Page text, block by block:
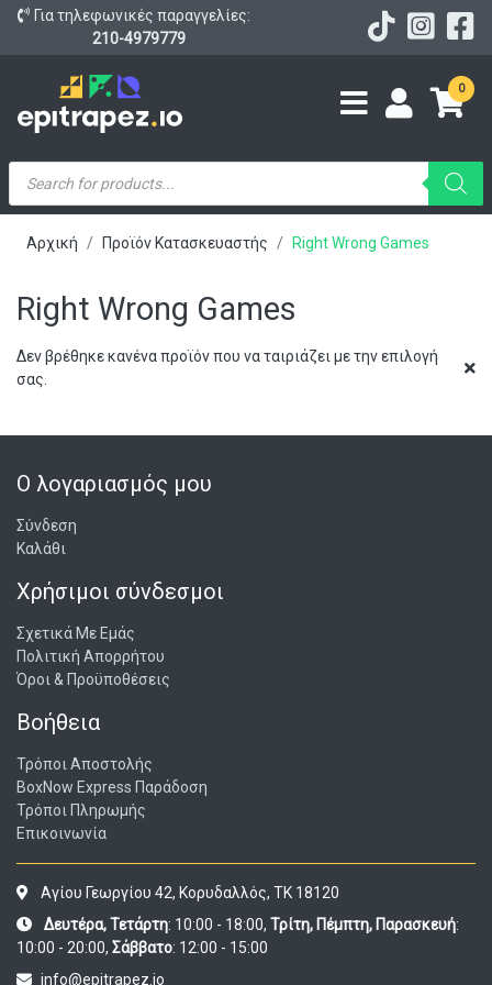
Για τηλεφωνικές παραγγελίες:
210-4979779
0
Products
search
Αρχική Προϊόν Κατασκευαστής Right Wrong Games
Right Wrong Games
Δεν βρέθηκε κανένα προϊόν που να ταιριάζει με την επιλογή
σας.
Ο λογαριασμός μου
Σύνδεση
Καλάθι
Χρήσιμοι σύνδεσμοι
Σχετικά Με Εμάς
Πολιτική Απορρήτου
Όροι & Προϋποθέσεις
Βοήθεια
Τρόποι Αποστολής
BoxNow Express Παράδοση
Τρόποι Πληρωμής
Επικοινωνία
Αγίου Γεωργίου 42, Κορυδαλλός, ΤΚ 18120
Δευτέρα, Τετάρτη: 10:00 - 18:00, Τρίτη, Πέμπτη, Παρασκευή:
10:00 - 20:00, Σάββατο: 12:00 - 15:00
info@epitrapez.io